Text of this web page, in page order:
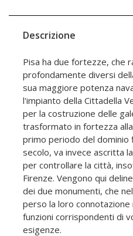
Descrizione
Pisa ha due fortezze, che
profondamente diversi
sua maggiore potenza
l'impianto della Cittadella
per la costruzione delle
trasformato in fortezza
primo periodo del dominio
secolo, va invece ascritta
per controllare la città,
Firenze. Vengono qui
dei due monumenti, che
perso la loro
funzioni corrispondenti di
esigenze.